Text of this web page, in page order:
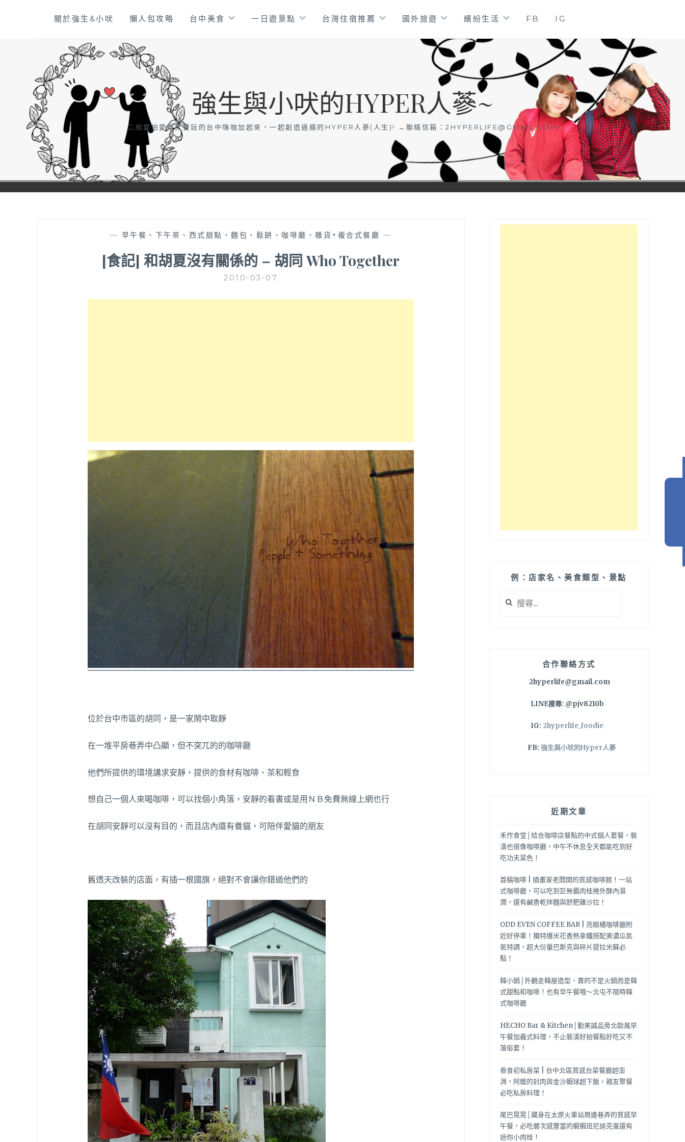
關於強生&小吠 懶人包攻略 台中美食 一日遊景點 台灣住宿推薦 國外旅遊 繽紛生活 FB IG
強生與小吠的HYPER人蔘~
二枚愛拍愛吃又愛玩的台中嗨咖加起來，一起創造過癮的HYPER人蔘(人生)! →聯絡信箱： 2HYPERLIFE@GMAIL.COM
— 早午餐、下午茶、西式甜點、麵包、鬆餅、咖啡廳、雜貨+複合式餐廳 —
[食記] 和胡夏沒有關係的 – 胡同 Who Together
2010-03-07
位於台中市區的胡同，是一家鬧中取靜
在一堆平房巷弄中凸顯，但不突兀的的咖啡廳
他們所提供的環境講求安靜，提供的食材有咖啡、茶和輕食
想自己一個人來喝咖啡，可以找個小角落，安靜的看書或是用ＮＢ免費無線上網也行
在胡同安靜可以沒有目的，而且店內還有養貓，可陪伴愛貓的朋友
舊透天改裝的店面，有插一根國旗，絕對不會讓你錯過他們的
例：店家名、美食類型、景點
尋
合作聯絡方式
2hyperlife@gmail.com
LINE搜尋: @pjv8210b
IG: 2hyperlife_foodie
FB: 強生與小吠的Hyper人蔘
近期文章
禾作食堂│結合咖啡店餐點的中式個人套餐，裝
潢也很像咖啡廳，中午不休息全天都能吃到好
吃功夫菜色！
首稿咖啡 | 插畫家老闆開的質感咖啡館！一站
式咖啡廳，可以吃到巨無霸肉桂捲外酥內濕
潤，還有鹹香乾拌麵與舒肥雞沙拉！
ODD EVEN COFFEE BAR | 亮眼橘咖啡廳附
近好停車！獨特爆米花香熱拿鐵搭配美濃瓜氮
氣特調，超大份量巴斯克與碎片提拉米蘇必
點！
韓小鍋│外觀走韓屋造型，賣的不是火鍋而是韓
式甜點和咖啡！也有早午餐哦～北屯不限時韓
式咖啡廳
HECHO Bar & Kitchen│勤美誠品旁北歐風早
午餐加義式料理，不止裝潢好拍餐點好吃又不
落俗套！
叁食初私房菜 | 台中北區質感台菜餐廳超澎
湃，阿嬤的封肉與金沙蝦球超下飯，親友聚餐
必吃私房料理！
尾巴晃晃│藏身在太原火車站周邊巷弄的質感早
午餐，必吃層次感豐富的蝦蝦班尼迪克蛋還有
迷你小肉桂！